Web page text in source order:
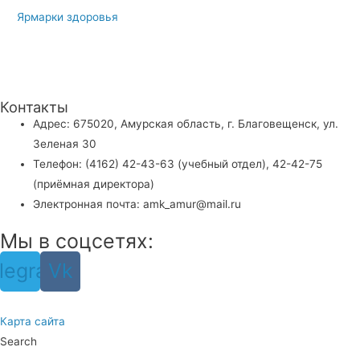
Ярмарки здоровья
Контакты
Адрес: 675020, Амурская область, г. Благовещенск, ул.
Зеленая 30
Телефон: (4162) 42-43-63 (учебный отдел), 42-42-75
(приёмная директора)
Электронная почта: amk_amur@mail.ru
Мы в соцсетях:
Vk
Карта сайта
Search